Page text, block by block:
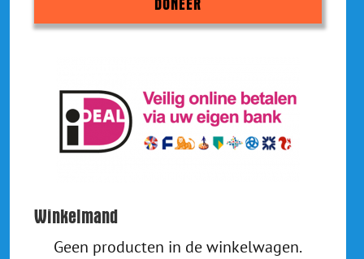
DONEER
Winkelmand
Geen producten in de winkelwagen.